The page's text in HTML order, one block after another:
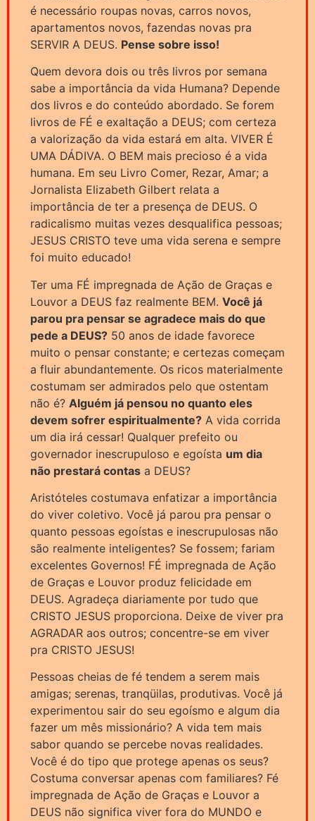
é necessário roupas novas, carros novos,
apartamentos novos, fazendas novas pra
SERVIR A DEUS. Pense sobre isso!
Quem devora dois ou três livros por semana
sabe a importância da vida Humana? Depende
dos livros e do conteúdo abordado. Se forem
livros de FÉ e exaltação a DEUS; com certeza
a valorização da vida estará em alta. VIVER É
UMA DÁDIVA. O BEM mais precioso é a vida
humana. Em seu Livro Comer, Rezar, Amar; a
Jornalista Elizabeth Gilbert relata a
importância de ter a presença de DEUS. O
radicalismo muitas vezes desqualifica pessoas;
JESUS CRISTO teve uma vida serena e sempre
foi muito educado!
Ter uma FÉ impregnada de Ação de Graças e
Louvor a DEUS faz realmente BEM. Você já
parou pra pensar se agradece mais do que
pede a DEUS? 50 anos de idade favorece
muito o pensar constante; e certezas começam
a fluir abundantemente. Os ricos materialmente
costumam ser admirados pelo que ostentam
não é? Alguém já pensou no quanto eles
devem sofrer espiritualmente? A vida corrida
um dia irá cessar! Qualquer prefeito ou
governador inescrupuloso e egoísta um dia
não prestará contas a DEUS?
Aristóteles costumava enfatizar a importância
do viver coletivo. Você já parou pra pensar o
quanto pessoas egoístas e inescrupulosas não
são realmente inteligentes? Se fossem; fariam
excelentes Governos! FÉ impregnada de Ação
de Graças e Louvor produz felicidade em
DEUS. Agradeça diariamente por tudo que
CRISTO JESUS proporciona. Deixe de viver pra
AGRADAR aos outros; concentre-se em viver
pra CRISTO JESUS!
Pessoas cheias de fé tendem a serem mais
amigas; serenas, tranqüilas, produtivas. Você já
experimentou sair do seu egoísmo e algum dia
fazer um mês missionário? A vida tem mais
sabor quando se percebe novas realidades.
Você é do tipo que protege apenas os seus?
Costuma conversar apenas com familiares? Fé
impregnada de Ação de Graças e Louvor a
DEUS não significa viver fora do MUNDO e